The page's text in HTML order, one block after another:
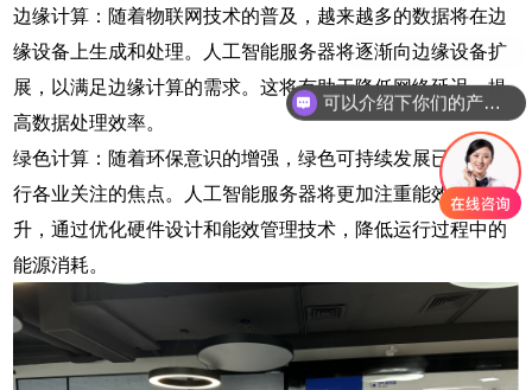
边缘计算：随着物联网技术的普及，越来越多的数据将在边
缘设备上生成和处理。人工智能服务器将逐渐向边缘设备扩
展，以满足边缘计算的需求。这将有助于降低网络延迟，提
高数据处理效率。
绿色计算：随着环保意识的增强，绿色可持续发展已成为各
行各业关注的焦点。人工智能服务器将更加注重能效比的提
升，通过优化硬件设计和能效管理技术，降低运行过程中的
能源消耗。
可以介绍下你们的产品么